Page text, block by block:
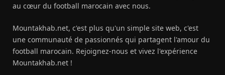
au cœur du football marocain avec nous.
Mountakhab.net, c'est plus qu'un simple site web, c'est
une communauté de passionnés qui partagent l'amour du
football marocain. Rejoignez-nous et vivez l'expérience
Mountakhab.net !